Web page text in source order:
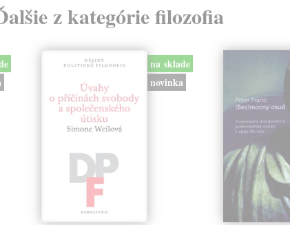
z kategórie filozofia
na sklade
novinka